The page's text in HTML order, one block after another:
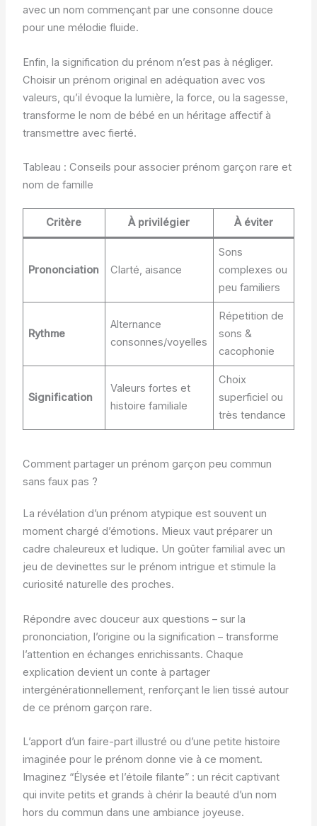
avec un nom commençant par une consonne douce
pour une mélodie fluide.
Enfin, la signification du prénom n’est pas à négliger.
Choisir un prénom original en adéquation avec vos
valeurs, qu’il évoque la lumière, la force, ou la sagesse,
transforme le nom de bébé en un héritage affectif à
transmettre avec fierté.
Tableau : Conseils pour associer prénom garçon rare et
nom de famille
Critère À privilégier À éviter
Prononciation Clarté, aisance
Sons
complexes ou
peu familiers
Rythme
Alternance
consonnes/voyelles
Répetition de
sons &
cacophonie
Signification
Valeurs fortes et
histoire familiale
Choix
superficiel ou
très tendance
Comment partager un prénom garçon peu commun
sans faux pas ?
La révélation d’un prénom atypique est souvent un
moment chargé d’émotions. Mieux vaut préparer un
cadre chaleureux et ludique. Un goûter familial avec un
jeu de devinettes sur le prénom intrigue et stimule la
curiosité naturelle des proches.
Répondre avec douceur aux questions – sur la
prononciation, l’origine ou la signification – transforme
l’attention en échanges enrichissants. Chaque
explication devient un conte à partager
intergénérationnellement, renforçant le lien tissé autour
de ce prénom garçon rare.
L’apport d’un faire-part illustré ou d’une petite histoire
imaginée pour le prénom donne vie à ce moment.
Imaginez “Élysée et l’étoile filante” : un récit captivant
qui invite petits et grands à chérir la beauté d’un nom
hors du commun dans une ambiance joyeuse.